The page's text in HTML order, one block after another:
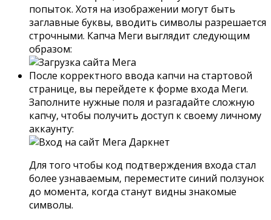
попыток. Хотя на изображении могут быть
заглавные буквы, вводить символы разрешается
строчными. Капча Меги выглядит следующим
образом:
После корректного ввода капчи на стартовой
странице, вы перейдете к форме входа Меги.
Заполните нужные поля и разгадайте сложную
капчу, чтобы получить доступ к своему личному
аккаунту:
Для того чтобы код подтверждения входа стал
более узнаваемым, переместите синий ползунок
до момента, когда станут видны знакомые
символы.